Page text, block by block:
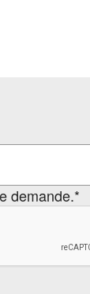
demande.*